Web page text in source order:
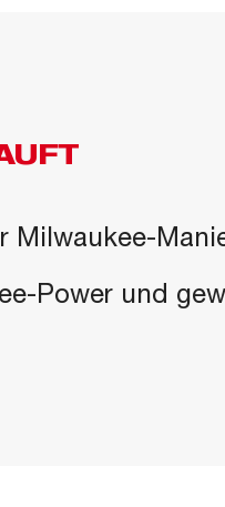
Milwaukee-
Power und